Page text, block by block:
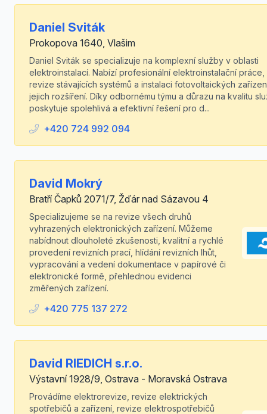
Daniel Sviták
Prokopova 1640, Vlašim
Daniel Sviták se specializuje na komplexní služby v oblasti
elektroinstalací. Nabízí profesionální elektroinstalační práce,
revize stávajících systémů a instalaci fotovoltaických
jejich rozšíření. Díky odbornému týmu a důrazu na kvalitu
poskytuje spolehlivá a efektivní řešení pro d...
+420 724 992 094
David Mokrý
Bratří Čapků 2071/7, Žďár nad Sázavou 4
Specializujeme se na revize všech druhů
vyhrazených elektronických zařízení. Můžeme
nabídnout dlouholeté zkušenosti, kvalitní a rychlé
provedení revizních prací, hlídání revizních lhůt,
vypracování a vedení dokumentace v papírové či
elektronické formě, přehlednou evidenci
změřených zařízení.
+420 775 137 272
David RIEDICH s.r.o.
Výstavní 1928/9, Ostrava - Moravská Ostrava
Provádíme elektrorevize, revize elektrických
spotřebičů a zařízení, revize elektrospotřebičů